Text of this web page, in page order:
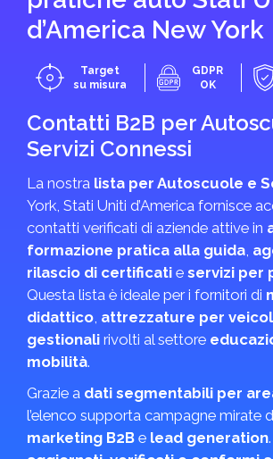
d’America New York
Target
su misura
GDPR
OK
Contatti B2B per
Servizi Connessi
La nostra lista per Autoscuole e
York, Stati Uniti d’America fornisce
contatti verificati di aziende attive in
formazione pratica alla guida,
rilascio di certificati e servizi per
Questa lista è ideale per i fornitori di
didattico, attrezzature per
gestionali rivolti al settore
mobilità.
Grazie a dati segmentabili per
l’elenco supporta campagne mirate
marketing B2B e lead generation